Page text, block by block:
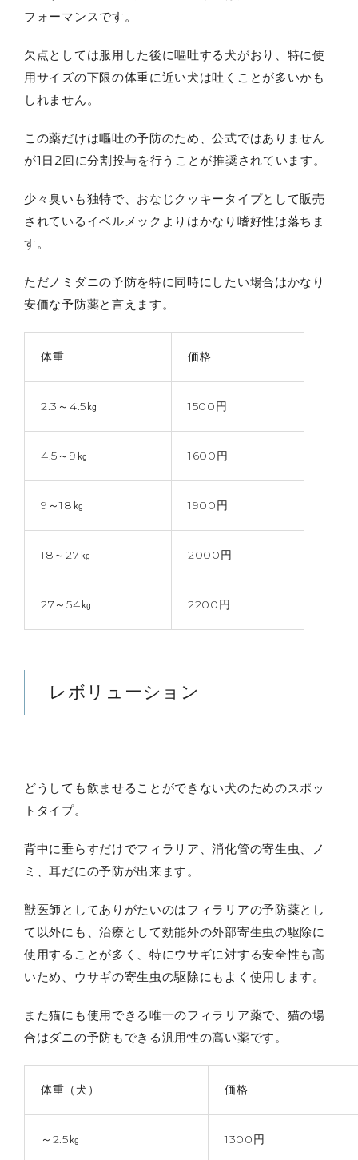
フォーマンスです。
欠点としては服用した後に嘔吐する犬がおり、特に使
用サイズの下限の体重に近い犬は吐くことが多いかも
しれません。
この薬だけは嘔吐の予防のため、公式ではありません
が1日2回に分割投与を行うことが推奨されています。
少々臭いも独特で、おなじクッキータイプとして販売
されているイベルメックよりはかなり嗜好性は落ちま
す。
ただノミダニの予防を特に同時にしたい場合はかなり
安価な予防薬と言えます。
体重 価格
2.3～4.5㎏ 1500円
4.5～9㎏ 1600円
9～18㎏ 1900円
18～27㎏ 2000円
27～54㎏ 2200円
レボリューション
どうしても飲ませることができない犬のためのスポッ
トタイプ。
背中に垂らすだけでフィラリア、消化管の寄生虫、ノ
ミ、耳だにの予防が出来ます。
獣医師としてありがたいのはフィラリアの予防薬とし
て以外にも、治療として効能外の外部寄生虫の駆除に
使用することが多く、特にウサギに対する安全性も高
いため、ウサギの寄生虫の駆除にもよく使用します。
また猫にも使用できる唯一のフィラリア薬で、猫の場
合はダニの予防もできる汎用性の高い薬です。
体重（犬） 価格
～2.5㎏ 1300円